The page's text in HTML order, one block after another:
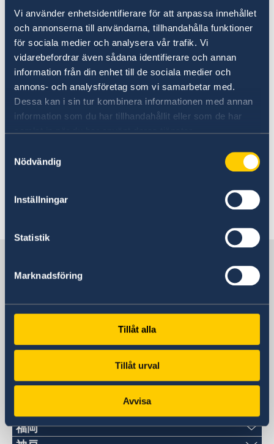
Vi använder enhetsidentifierare för att anpassa innehållet
och annonserna till användarna, tillhandahålla funktioner
för sociala medier och analysera vår trafik. Vi
vidarebefordrar även sådana identifierare och annan
information från din enhet till de sociala medier och
annons- och analysföretag som vi samarbetar med.
Dessa kan i sin tur kombinera informationen med annan
information som du har tillhandahållit eller som de har
samlat in när du har använt deras tjänster.
Nödvändig
Inställningar
Statistik
Marknadsföring
Tillåt alla
Tillåt urval
Avvisa
スウェーデンへの動物持込み手続きは、スウェー
デン農業庁の管轄になりますので、大使館にご質
問等を頂いてもお答えできません。詳細は
農業庁のホームページ
をご参照下さい。
ご質問はスウェーデン農業庁の下記の連絡先まで
ご連絡下さい。
The Swedish Board of Agriculture
Customer Service:
Sweden's embassy
日本
Swedish consulates
〒060-0807 札幌市北区北7条西1丁目2-6 NCO
福岡